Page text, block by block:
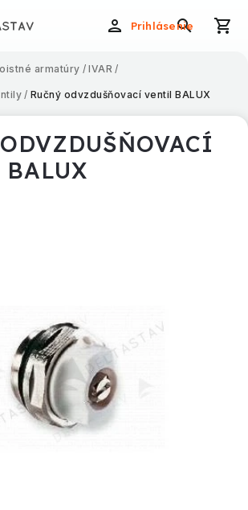
Prihlásenie
armatúry / IVAR /
/ Ručný odvzdušňovací ventil BALUX